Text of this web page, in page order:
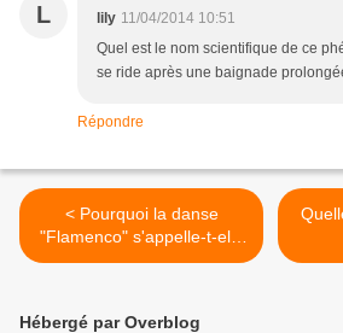
L lily 11/04/2014 10:51
Quel est le nom scientifique de ce
se ride après une baignade
Répondre
< Pourquoi la danse
"Flamenco" s'appelle-t-elle
ainsi?
Hébergé par Overblog